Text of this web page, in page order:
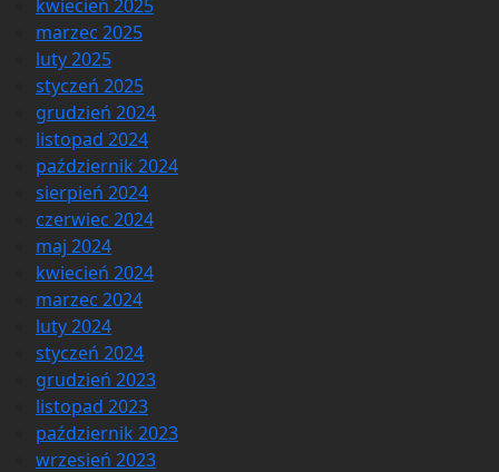
kwiecień 2025
marzec 2025
luty 2025
styczeń 2025
grudzień 2024
listopad 2024
październik 2024
sierpień 2024
czerwiec 2024
maj 2024
kwiecień 2024
marzec 2024
luty 2024
styczeń 2024
grudzień 2023
listopad 2023
październik 2023
wrzesień 2023